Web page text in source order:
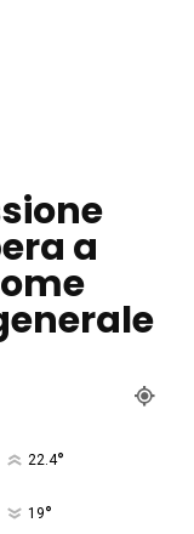
a
22.4°
19°